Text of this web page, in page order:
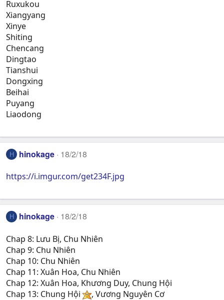
Ruxukou
Xiangyang
Xinye
Shiting
Chencang
Dingtao
Tianshui
Dongxing
Beihai
Puyang
Liaodong
H hinokage 18/2/18
https://i.imgur.com/get234F.jpg
H hinokage 18/2/18
Chap 8: Lưu Bị, Chu Nhiên
Chap 9: Chu Nhiên
Chap 10: Chu Nhiên
Chap 11: Xuân Hoa, Chu Nhiên
Chap 12: Xuân Hoa, Khương Duy, Chung Hội
Chap 13: Chung Hội
, Vương Nguyên Cơ